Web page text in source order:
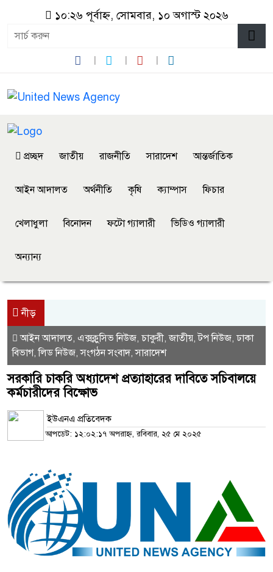
১০:২৬ পূর্বাহ্ন, সোমবার, ১০ অগাস্ট ২০২৬
প্রচ্ছদ জাতীয় রাজনীতি সারাদেশ আন্তর্জাতিক
আইন আদালত অর্থনীতি কৃষি ক্যাম্পাস ফিচার
খেলাধুলা বিনোদন ফটো গ্যালারী ভিডিও গ্যালারী
অন্যান্য
নীড়
আইন আদালত এক্সক্লুসিভ নিউজ চাকুরী ,জাতীয় ,টপ নিউজ ,ঢাকা
বিভাগ,লিড নিউজ ,সংগঠন সংবাদ,সারাদেশ
সরকারি চাকরি অধ্যাদেশ প্রত্যাহারের দাবিতে সচিবালয়ে
কর্মচারীদের বিক্ষোভ
ইউএনএ প্রতিবেদক
আপডেট: ১২:০২:১৭ অপরাহ্ন, রবিবার, ২৫ মে ২০২৫